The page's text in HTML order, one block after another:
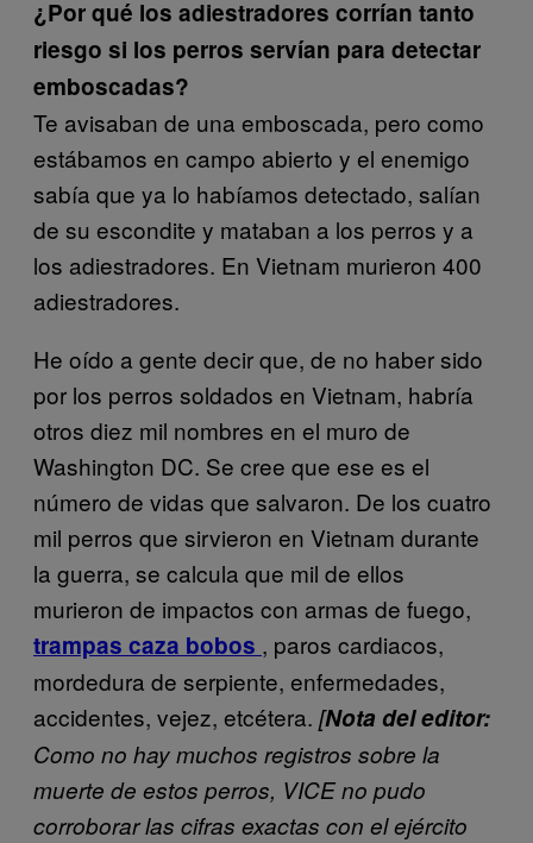
¿Por qué los adiestradores corrían tanto
riesgo si los perros servían para detectar
emboscadas?
Te avisaban de una emboscada, pero como
estábamos en campo abierto y el enemigo
sabía que ya lo habíamos detectado, salían
de su escondite y mataban a los perros y a
los adiestradores. En Vietnam murieron 400
adiestradores.
He oído a gente decir que, de no haber sido
por los perros soldados en Vietnam, habría
otros diez mil nombres en el muro de
Washington DC. Se cree que ese es el
número de vidas que salvaron. De los cuatro
mil perros que sirvieron en Vietnam durante
la guerra, se calcula que mil de ellos
murieron de impactos con armas de fuego,
trampas caza bobos , paros cardiacos,
mordedura de serpiente, enfermedades,
accidentes, vejez, etcétera. [Nota del editor:
Como no hay muchos registros sobre la
muerte de estos perros, VICE no pudo
corroborar las cifras exactas con el ejército